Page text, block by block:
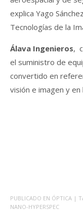
explica Yago
Tecnologías de la
Álava Ingenieros,
el suministro de
convertido en
visión e imagen y
PUBLICADO EN ÓPTICA |
NANO-HYPERSPEC